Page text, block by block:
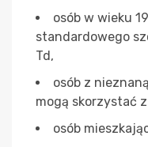
osób w wieku
standardowego
Td,
osób z
mogą skorzystać
osób